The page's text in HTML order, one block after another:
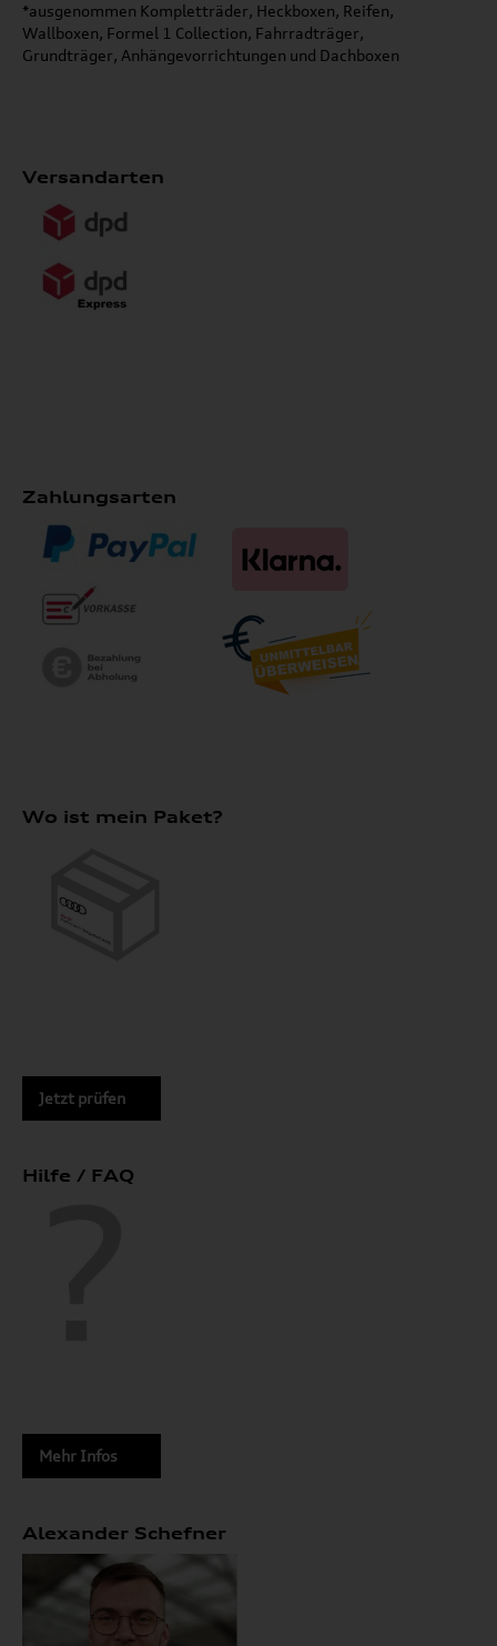
*ausgenommen Kompletträder, Heckboxen, Reifen,
Wallboxen, Formel 1 Collection, Fahrradträger,
Grundträger, Anhängevorrichtungen und Dachboxen
Versandarten
Zahlungsarten
Wo ist mein Paket?
Jetzt prüfen
Hilfe / FAQ
Mehr Infos
Alexander Schefner